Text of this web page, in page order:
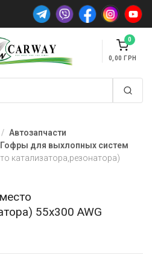
0
0,00
Автозапчасти
Гофры для выхлопных систем
катализатора,резонатора)
55х300 AWG